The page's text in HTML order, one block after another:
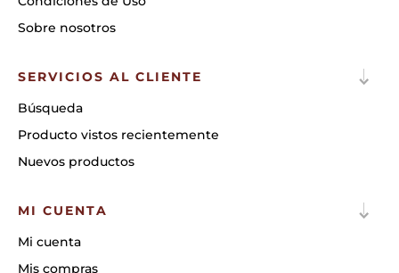
Sobre nosotros
SERVICIOS AL CLIENTE
Búsqueda
Producto vistos recientemente
Nuevos productos
MI CUENTA
Mi cuenta
Mis compras